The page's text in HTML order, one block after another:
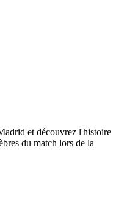
et découvrez l'histoire
du match lors de la